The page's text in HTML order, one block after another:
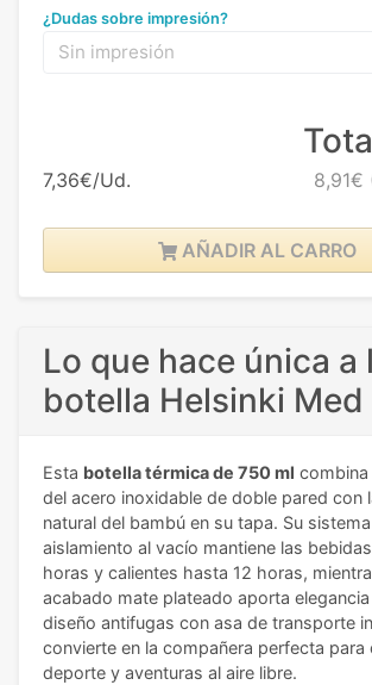
¿Dudas sobre impresión?
Sin impresión
7,36€/Ud. 8,91€
AÑADIR AL CARRO
Lo que hace única a
botella Helsinki Med
Esta botella térmica de 750 ml combina
del acero inoxidable de doble pared con
natural del bambú en su tapa. Su
aislamiento al vacío mantiene las
horas y calientes hasta 12 horas,
acabado mate plateado aporta
diseño antifugas con asa de transporte
convierte en la compañera perfecta para
deporte y aventuras al aire libre.